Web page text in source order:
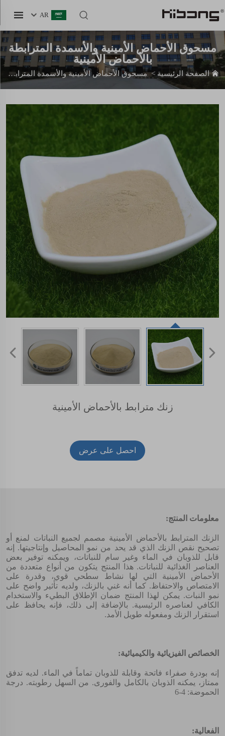
AR
مسحوق الأحماض الأمينية والأسمدة المترابطة
بالأحماض الأمينية
الصفحة الرئيسية >مسحوق الأحماض الأمينية والأسمدة المترابطة بالأحماض الأمينية
زنك مترابط بالأحماض الأمينية
احصل على عرض
معلومات المنتج:
الزنك المترابط بالأحماض الأمينية مصمم لجميع النباتات لمنع أو
تصحيح نقص الزنك الذي قد يحد من نمو المحاصيل وإنتاجيتها. إنه
قابل للذوبان في الماء وغير سام للنباتات، ويمكنه توفير بعض
العناصر الغذائية للنباتات. هذا المنتج يتكون من أنواع متعددة من
الأحماض الأمينية التي لها نشاط سطحي قوي، وقدرة على
الامتصاص والاحتفاظ. كما أنه غني بالزنك، ولديه تأثير واضح على
نمو النبات. يمكن لهذا المنتج ضمان الإطلاق البطيء والاستخدام
الكافي لعناصره الرئيسية. بالإضافة إلى ذلك، فإنه يحافظ على
استقرار الزنك ومفعوله طويل الأمد.
الخصائص الفيزيائية والكيميائية:
إنه بودرة صفراء فاتحة وقابلة للذوبان تماماً في الماء. لديه تدفق
ممتاز، يمكنه الذوبان بالكامل والفورى. من السهل رطوبته. درجة
الحموضة: 4-6
الفعالية: